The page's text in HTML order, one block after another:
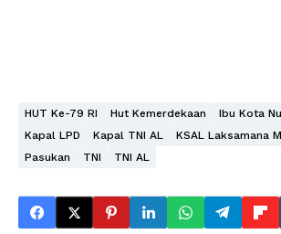
HUT Ke-79 RI Hut Kemerdekaan Ibu Kota
Kapal LPD
Kapal TNI AL
KSAL Laksamana
Pasukan
TNI TNI AL